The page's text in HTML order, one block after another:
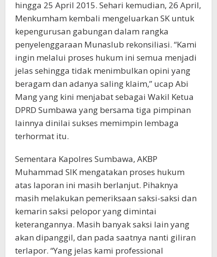
hingga 25 April 2015. Sehari kemudian, 26 April,
Menkumham kembali mengeluarkan SK untuk
kepengurusan gabungan dalam rangka
penyelenggaraan Munaslub rekonsiliasi. “Kami
ingin melalui proses hukum ini semua menjadi
jelas sehingga tidak menimbulkan opini yang
beragam dan adanya saling klaim,” ucap Abi
Mang yang kini menjabat sebagai Wakil Ketua
DPRD Sumbawa yang bersama tiga pimpinan
lainnya dinilai sukses memimpin lembaga
terhormat itu.
Sementara Kapolres Sumbawa, AKBP
Muhammad SIK mengatakan proses hukum
atas laporan ini masih berlanjut. Pihaknya
masih melakukan pemeriksaan saksi-saksi dan
kemarin saksi pelopor yang dimintai
keterangannya. Masih banyak saksi lain yang
akan dipanggil, dan pada saatnya nanti giliran
terlapor. “Yang jelas kami professional